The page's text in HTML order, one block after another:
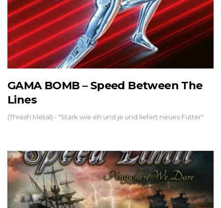
GAMA BOMB – Speed Between The
Lines
(Thrash Metal) - "Stark wie eh und je und liefert neues Futter"